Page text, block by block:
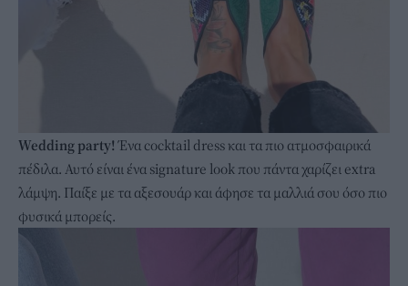
Wedding party! Ένα cocktail dress και τα πιο ατμοσφαιρικά
πέδιλα. Αυτό είναι ένα signature look που πάντα χαρίζει extra
λάμψη. Παίξε με τα αξεσουάρ και άφησε τα μαλλιά σου όσο πιο
φυσικά μπορείς.